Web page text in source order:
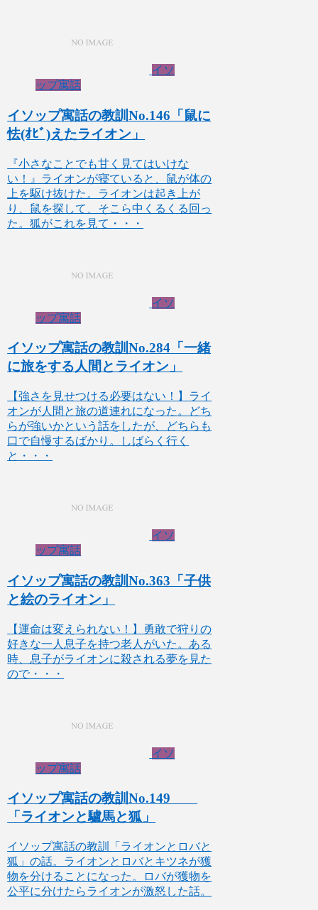
イソ
ップ寓話
イソップ寓話の教訓No.146「鼠に
怯(ｵﾋﾞ)えたライオン」
『小さなことでも甘く見てはいけな
い！』ライオンが寝ていると、鼠が体の
上を駆け抜けた。ライオンは起き上が
り、鼠を探して、そこら中くるくる回っ
た。狐がこれを見て・・・
イソ
ップ寓話
イソップ寓話の教訓No.284「一緒
に旅をする人間とライオン」
【強さを見せつける必要はない！】ライ
オンが人間と旅の道連れになった。どち
らが強いかという話をしたが、どちらも
口で自慢するばかり。しばらく行く
と・・・
イソ
ップ寓話
イソップ寓話の教訓No.363「子供
と絵のライオン」
【運命は変えられない！】勇敢で狩りの
好きな一人息子を持つ老人がいた。ある
時、息子がライオンに殺される夢を見た
ので・・・
イソ
ップ寓話
イソップ寓話の教訓No.149
「ライオンと驢馬と狐」
イソップ寓話の教訓「ライオンとロバと
狐」の話。ライオンとロバとキツネが獲
物を分けることになった。ロバが獲物を
公平に分けたらライオンが激怒した話。